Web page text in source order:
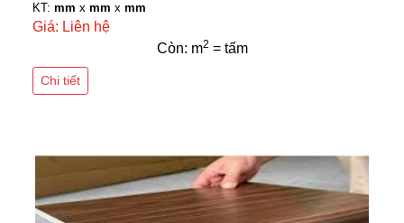
KT: mm x mm x mm
Giá: Liên hệ
Còn: m2 = tấm
Chi tiết